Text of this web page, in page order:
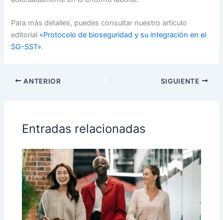
Para más detalles, puedes consultar nuestro artículo
editorial «Protocolo de bioseguridad y su integración en el
SG-SST».
ANTERIOR SIGUIENTE
Entradas relacionadas